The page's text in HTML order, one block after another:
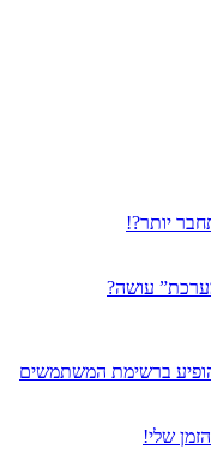
יותר?!
עושה?
ברשימת המשתמשים
שלי!